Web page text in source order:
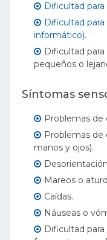
Dificultad
Dificultad
informático).
Dificultad
pequeños o
Síntomas
Problemas de
Problemas
manos y ojos).
Mareos o
Caídas.
Náuseas o
Dificultad